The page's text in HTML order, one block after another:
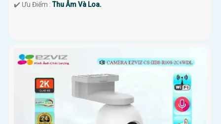
️✔️ Ưu Điểm :Thu Âm Và Loa.